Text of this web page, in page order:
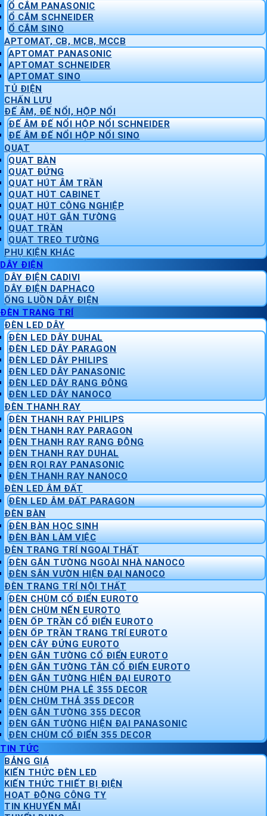
Ổ CẮM PANASONIC
Ổ CẮM SCHNEIDER
Ổ CẮM SINO
APTOMAT, CB, MCB, MCCB
APTOMAT PANASONIC
APTOMAT SCHNEIDER
APTOMAT SINO
TỦ ĐIỆN
CHẤN LƯU
ĐẾ ÂM, ĐẾ NỔI, HỘP NỔI
ĐẾ ÂM ĐẾ NỔI HỘP NỔI SCHNEIDER
ĐẾ ÂM ĐẾ NỔI HỘP NỔI SINO
QUẠT
QUẠT BÀN
QUẠT ĐỨNG
QUẠT HÚT ÂM TRẦN
QUẠT HÚT CABINET
QUẠT HÚT CÔNG NGHIỆP
QUẠT HÚT GẮN TƯỜNG
QUẠT TRẦN
QUẠT TREO TƯỜNG
PHỤ KIỆN KHÁC
DÂY ĐIỆN
DÂY ĐIỆN CADIVI
DÂY ĐIỆN DAPHACO
ỐNG LUỒN DÂY ĐIỆN
ĐÈN TRANG TRÍ
ĐÈN LED DÂY
ĐÈN LED DÂY DUHAL
ĐÈN LED DÂY PARAGON
ĐÈN LED DÂY PHILIPS
ĐÈN LED DÂY PANASONIC
ĐÈN LED DÂY RẠNG ĐÔNG
ĐÈN LED DÂY NANOCO
ĐÈN THANH RAY
ĐÈN THANH RAY PHILIPS
ĐÈN THANH RAY PARAGON
ĐÈN THANH RAY RẠNG ĐÔNG
ĐÈN THANH RAY DUHAL
ĐÈN RỌI RAY PANASONIC
ĐÈN THANH RAY NANOCO
ĐÈN LED ÂM ĐẤT
ĐÈN LED ÂM ĐẤT PARAGON
ĐÈN BÀN
ĐÈN BÀN HỌC SINH
ĐÈN BÀN LÀM VIỆC
ĐÈN TRANG TRÍ NGOẠI THẤT
ĐÈN GẮN TƯỜNG NGOÀI NHÀ NANOCO
ĐÈN SÂN VƯỜN HIỆN ĐẠI NANOCO
ĐÈN TRANG TRÍ NỘI THẤT
ĐÈN CHÙM CỔ ĐIỂN EUROTO
ĐÈN CHÙM NẾN EUROTO
ĐÈN ỐP TRẦN CỔ ĐIỂN EUROTO
ĐÈN ỐP TRẦN TRANG TRÍ EUROTO
ĐÈN CÂY ĐỨNG EUROTO
ĐÈN GẮN TƯỜNG CỔ ĐIỂN EUROTO
ĐÈN GẮN TƯỜNG TÂN CỔ ĐIỂN EUROTO
ĐÈN GẮN TƯỜNG HIỆN ĐẠI EUROTO
ĐÈN CHÙM PHA LÊ 355 DECOR
ĐÈN CHÙM THẢ 355 DECOR
ĐÈN GẮN TƯỜNG 355 DECOR
ĐÈN GẮN TƯỜNG HIỆN ĐẠI PANASONIC
ĐÈN CHÙM CỔ ĐIỂN 355 DECOR
TIN TỨC
BẢNG GIÁ
KIẾN THỨC ĐÈN LED
KIẾN THỨC THIẾT BỊ ĐIỆN
HOẠT ĐỘNG CÔNG TY
TIN KHUYẾN MÃI